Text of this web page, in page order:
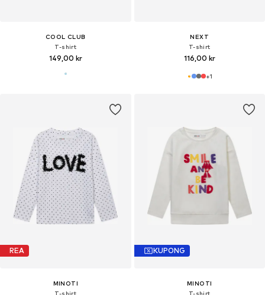
COOL CLUB
T-shirt
149,00 kr
NEXT
T-shirt
116,00 kr
+1
REA
MINOTI
T-shirt
KUPONG
MINOTI
T-shirt